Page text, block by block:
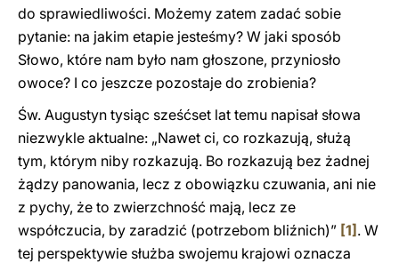
do sprawiedliwości. Możemy zatem zadać sobie
pytanie: na jakim etapie jesteśmy? W jaki sposób
Słowo, które nam było nam głoszone, przyniosło
owoce? I co jeszcze pozostaje do zrobienia?
Św. Augustyn tysiąc sześćset lat temu napisał słowa
niezwykle aktualne: „Nawet ci, co rozkazują, służą
tym, którym niby rozkazują. Bo rozkazują bez żadnej
żądzy panowania, lecz z obowiązku czuwania, ani nie
z pychy, że to zwierzchność mają, lecz ze
współczucia, by zaradzić (potrzebom bliźnich)” [1] . W
tej perspektywie służba swojemu krajowi oznacza